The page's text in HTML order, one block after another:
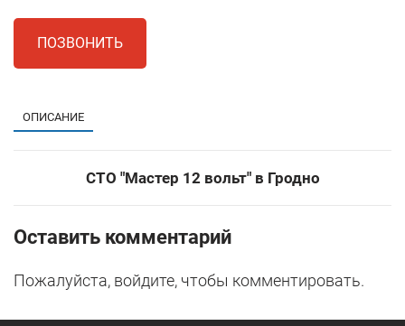
ПОЗВОНИТЬ
ОПИСАНИЕ
СТО "Мастер 12 вольт" в Гродно
Оставить комментарий
Пожалуйста, войдите, чтобы комментировать.